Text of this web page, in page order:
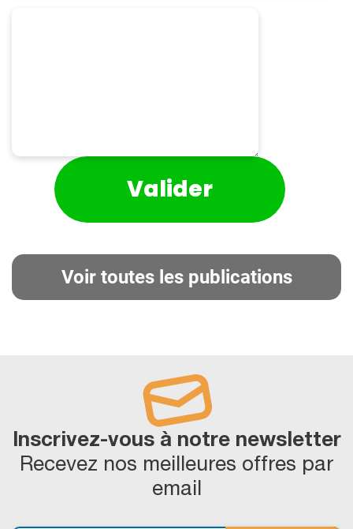
Voir toutes les publications
Inscrivez-vous à notre newsletter
Recevez nos meilleures offres par
email